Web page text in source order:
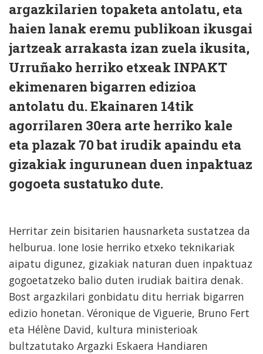
argazkilarien topaketa antolatu, eta
haien lanak eremu publikoan ikusgai
jartzeak arrakasta izan zuela ikusita,
Urruñako herriko etxeak INPAKT
ekimenaren bigarren edizioa
antolatu du. Ekainaren 14tik
agorrilaren 30era arte herriko kale
eta plazak 70 bat irudik apaindu eta
gizakiak ingurunean duen inpaktuaz
gogoeta sustatuko dute.
Herritar zein bisitarien hausnarketa sustatzea da
helburua. Ione Iosie herriko etxeko teknikariak
aipatu digunez, gizakiak naturan duen inpaktuaz
gogoetatzeko balio duten irudiak baitira denak.
Bost argazkilari gonbidatu ditu herriak bigarren
edizio honetan. Véronique de Viguerie, Bruno Fert
eta Hélène David, kultura ministerioak
bultzatutako Argazki Eskaera Handiaren